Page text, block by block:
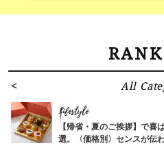
All
Lifestyle
【帰省・夏のご挨拶】で喜
選。〈価格別〉センスが伝